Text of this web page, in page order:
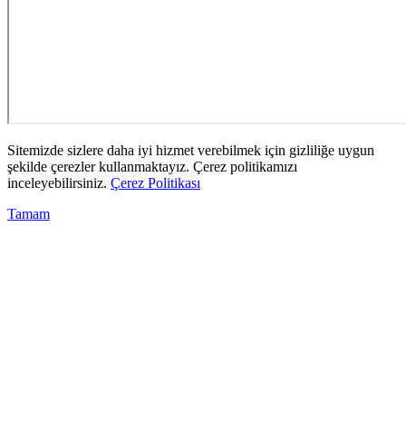
Sitemizde sizlere daha iyi hizmet verebilmek için gizliliğe uygun
şekilde çerezler kullanmaktayız. Çerez politikamızı
inceleyebilirsiniz. Çerez Politikası
Tamam